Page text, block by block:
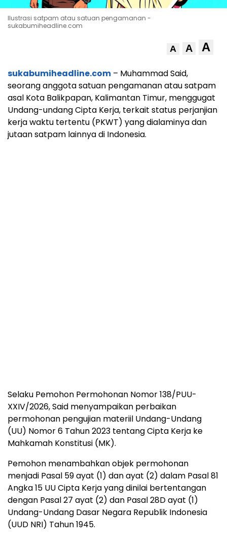
Ilustrasi satpam atau satuan pengamanan -
sukabumiheadline.com
A A A
sukabumiheadline.com – Muhammad Said,
seorang anggota satuan pengamanan atau satpam
asal Kota Balikpapan, Kalimantan Timur, menggugat
Undang-undang Cipta Kerja, terkait status perjanjian
kerja waktu tertentu (PKWT) yang dialaminya dan
jutaan satpam lainnya di Indonesia.
Selaku Pemohon Permohonan Nomor 138/PUU-
XXIV/2026, Said menyampaikan perbaikan
permohonan pengujian materiil Undang-Undang
(UU) Nomor 6 Tahun 2023 tentang Cipta Kerja ke
Mahkamah Konstitusi (MK).
Pemohon menambahkan objek permohonan
menjadi Pasal 59 ayat (1) dan ayat (2) dalam Pasal 81
Angka 15 UU Cipta Kerja yang dinilai bertentangan
dengan Pasal 27 ayat (2) dan Pasal 28D ayat (1)
Undang-Undang Dasar Negara Republik Indonesia
(UUD NRI) Tahun 1945.